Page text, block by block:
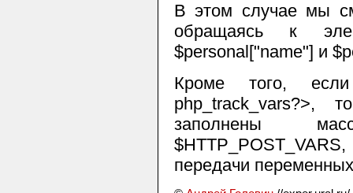
В этом случае мы
обращаясь к
$personal["name"] и
Кроме того,
php_track_vars?>,
заполнены
$HTTP_POST_VARS,
передачи